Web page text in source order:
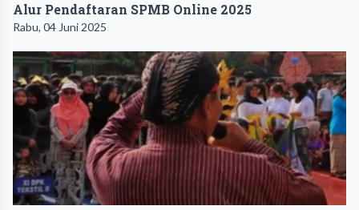
Alur Pendaftaran SPMB Online 2025
Rabu, 04 Juni 2025